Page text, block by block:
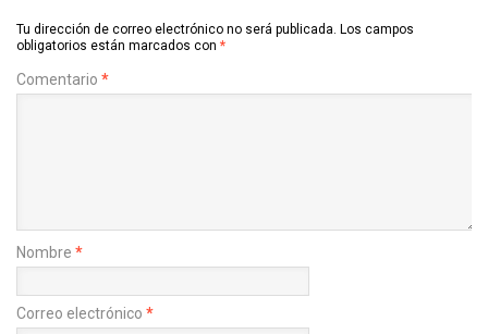
Tu dirección de correo electrónico no será publicada. Los campos
obligatorios están marcados con *
Comentario *
Nombre *
Correo electrónico *